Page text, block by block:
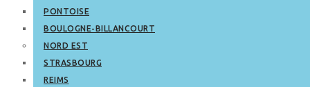
PONTOISE
BOULOGNE-BILLANCOURT
NORD EST
STRASBOURG
REIMS